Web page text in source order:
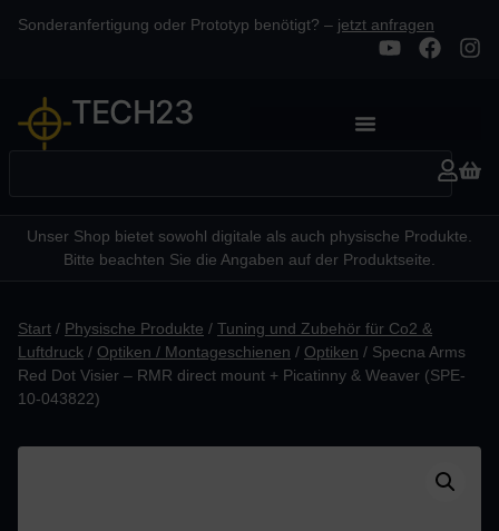
Sonderanfertigung oder Prototyp benötigt? – jetzt anfragen
TECH23
Unser Shop bietet sowohl digitale als auch physische Produkte.
Bitte beachten Sie die Angaben auf der Produktseite.
Start / Physische Produkte / Tuning und Zubehör für Co2 &
Luftdruck / Optiken / Montageschienen / Optiken / Specna Arms
Red Dot Visier – RMR direct mount + Picatinny & Weaver (SPE-
10-043822)